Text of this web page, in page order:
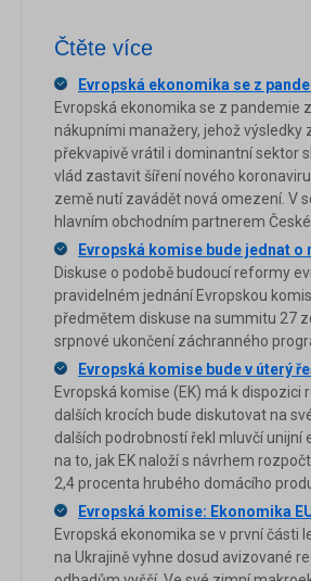
Čtěte více
Evropská ekonomika se z
Evropská ekonomika se z pandemie
nákupními manažery, jehož výsledky
překvapivě vrátil i dominantní sektor
vlád zastavit šíření nového
země nutí zavádět nová omezení. V
hlavním obchodním partnerem
Evropská komise bude jednat
Diskuse o podobě budoucí reformy
pravidelném jednání Evropskou
předmětem diskuse na summitu 27
srpnové ukončení záchranného
Evropská komise bude v úterý
Evropská komise (EK) má k
dalších krocích bude diskutovat na
dalších podrobností řekl mluvčí unijní
na to, jak EK naloží s návrhem
2,4 procenta hrubého domácího
Evropská komise: Ekonomika
Evropská ekonomika se v první
na Ukrajině vyhne dosud avizované